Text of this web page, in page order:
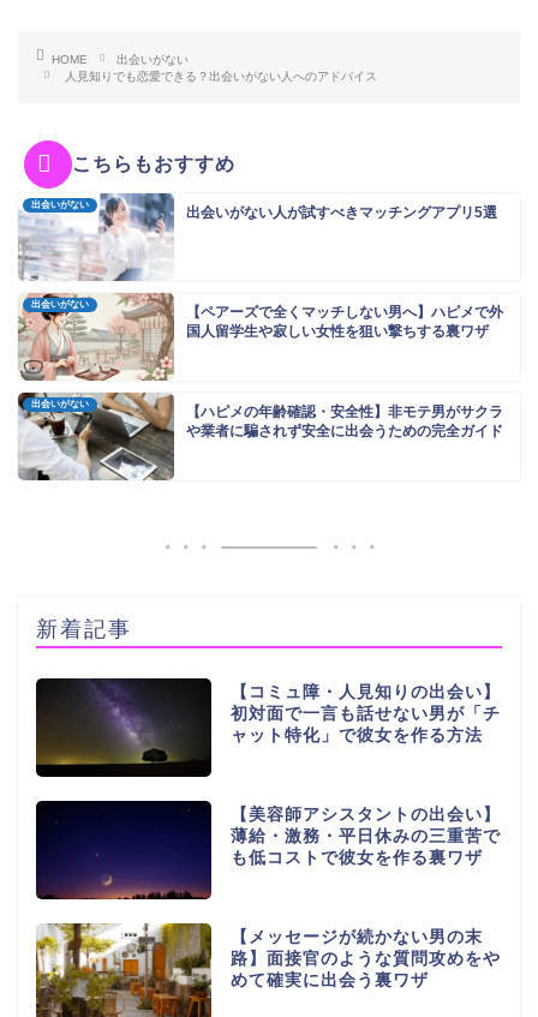
HOME
出会いがない
人見知りでも恋愛できる？出会いがない人へのアドバイス
こちらもおすすめ
出会いがない 出会いがない人が試すべきマッチングアプリ5選
出会いがない
【ペアーズで全くマッチしない男へ】ハピメで外
国人留学生や寂しい女性を狙い撃ちする裏ワザ
出会いがない
【ハピメの年齢確認・安全性】非モテ男がサクラ
や業者に騙されず安全に出会うための完全ガイド
新着記事
【コミュ障・人見知りの出会い】
初対面で一言も話せない男が「チ
ャット特化」で彼女を作る方法
【美容師アシスタントの出会い】
薄給・激務・平日休みの三重苦で
も低コストで彼女を作る裏ワザ
【メッセージが続かない男の末
路】面接官のような質問攻めをや
めて確実に出会う裏ワザ